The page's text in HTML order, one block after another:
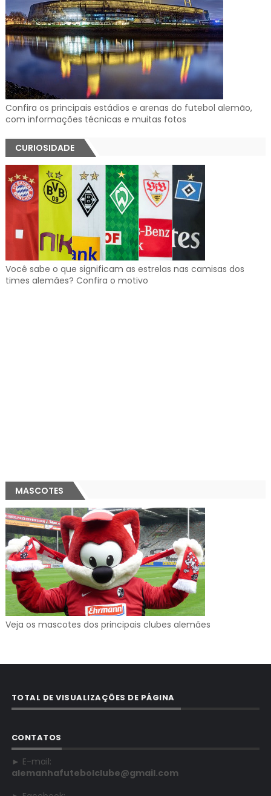
Confira os principais estádios e arenas do futebol alemão,
com informações técnicas e muitas fotos
CURIOSIDADE
Você sabe o que significam as estrelas nas camisas dos
times alemães? Confira o motivo
MASCOTES
Veja os mascotes dos principais clubes alemães
TOTAL DE VISUALIZAÇÕES DE PÁGINA
CONTATOS
► E-mail:
alemanhafutebolclube@gmail.com